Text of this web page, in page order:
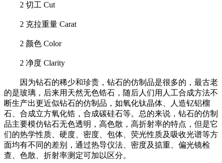
2 切工 Cut
2 克拉重量 Carat
2 颜色 Color
2 净度 Clarity
因为钻石的稀少和珍贵，钻石的仿制品是很多的，最古老
的是玻璃，后来用天然无色锆石，随后人们用人工合成方法不
断生产出更近似钻石的仿制品，如氧化钛晶体、人造钇铝榴
石、合成立方氧化锆，合成碳硅石等。总的来说，钻石的仿制
品主要模仿钻石无色透明，高色散，高折射率的特点，但是它
们的热学性质、硬度、密度、包体、荧光性质及吸收光谱等方
面均有不同的差别，通过热导仪法、密度及掂重、偏光镜检
查、色散、折射率测定可加以区分。